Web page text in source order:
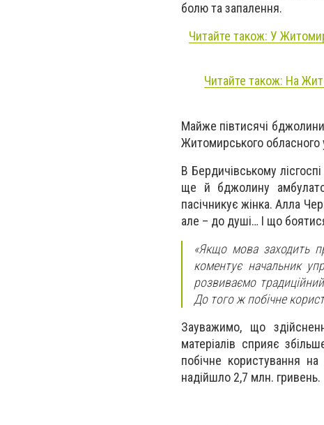
болю та запалення.
Читайте також: У
Читайте також: На
Майже півтисячі
Житомирського обласного
В Бердичівському
ще й бджолину
пасічникує жінка. Алла
але – до душі… І що
«Якщо мова заходить
коментує начальник
розвиваємо
До того ж побічне
Зауважимо, що
матеріалів сприяє
побічне користування
надійшло 2,7 млн. гривень.